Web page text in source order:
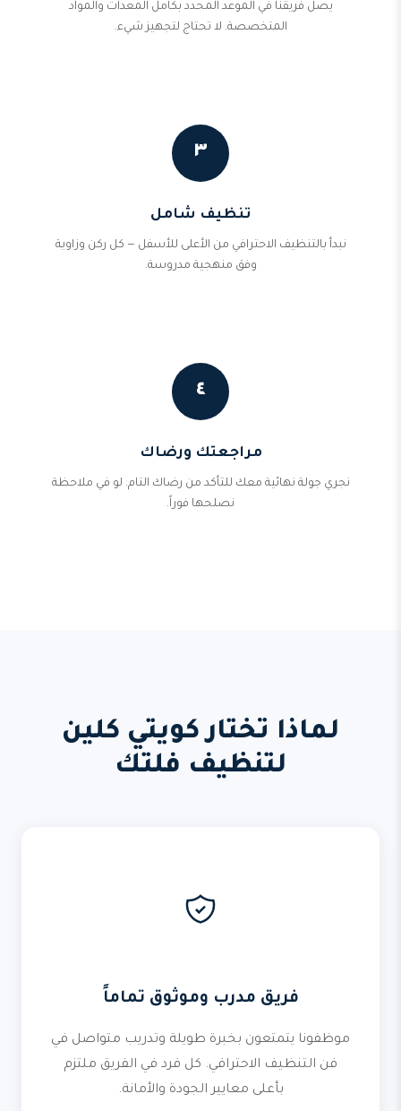
يصل فريقنا في الموعد المحدد بكامل المعدات والمواد
المتخصصة. لا تحتاج لتجهيز شيء.
٣
تنظيف شامل
نبدأ بالتنظيف الاحترافي من الأعلى للأسفل — كل ركن وزاوية
وفق منهجية مدروسة.
٤
مراجعتك ورضاك
نجري جولة نهائية معك للتأكد من رضاك التام. لو في ملاحظة
نصلحها فوراً.
لماذا تختار كويتي كلين
لتنظيف فلتك
فريق مدرب وموثوق تماماً
موظفونا يتمتعون بخبرة طويلة وتدريب متواصل في
فن التنظيف الاحترافي. كل فرد في الفريق ملتزم
بأعلى معايير الجودة والأمانة.